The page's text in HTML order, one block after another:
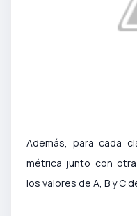
Además, para cada
métrica junto con
los valores de A, B y C